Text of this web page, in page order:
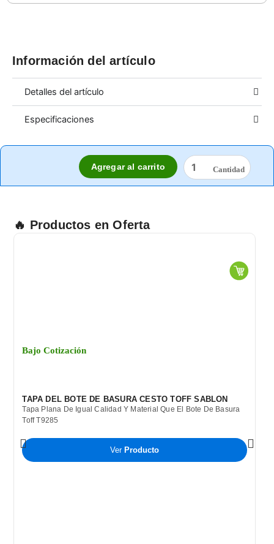
Información del artículo
Detalles del artículo
Especificaciones
TERMÓMETRO
BLUE
DEVIL
cantidad
Agregar al carrito
🔥 Productos en Oferta
Bajo Cotización
TAPA DEL BOTE DE BASURA CESTO TOFF SABLON
Tapa Plana De Igual Calidad Y Material Que El Bote De Basura
Toff T9285
Ver Producto